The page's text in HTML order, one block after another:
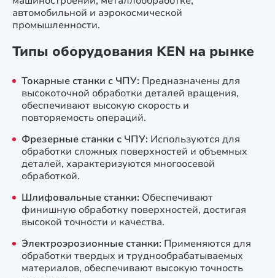
автомобильной и аэрокосмической
промышленности.
Типы оборудования KEN на рынке
Токарные станки с ЧПУ: Предназначены для
высокоточной обработки деталей вращения,
обеспечивают высокую скорость и
повторяемость операций.
Фрезерные станки с ЧПУ: Используются для
обработки сложных поверхностей и объемных
деталей, характеризуются многоосевой
обработкой.
Шлифовальные станки: Обеспечивают
финишную обработку поверхностей, достигая
высокой точности и качества.
Электроэрозионные станки: Применяются для
обработки твердых и труднообрабатываемых
материалов, обеспечивают высокую точность